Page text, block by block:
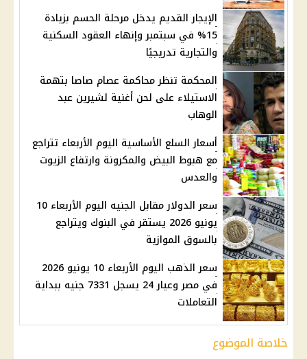
الإيجار القديم يدخل مرحلة الحسم بزيادة
15% في سبتمبر وإنهاء العقود السكنية
والتجارية تدريجيًا
المحكمة تنظر محاكمة عصام صاصا بتهمة
الاستيلاء على لحن أغنية لشيرين عبد
الوهاب
أسعار السلع الأساسية اليوم الأربعاء تتراجع
مع هبوط البيض والمكرونة وارتفاع الزيوت
والعدس
سعر الدولار مقابل الجنيه اليوم الأربعاء 10
يونيو 2026 يستقر في البنوك ويتراجع
بالسوق الموازية
سعر الذهب اليوم الأربعاء 10 يونيو 2026
في مصر وعيار 24 يسجل 7331 جنيه ببداية
التعاملات
خلاصة الموضوع